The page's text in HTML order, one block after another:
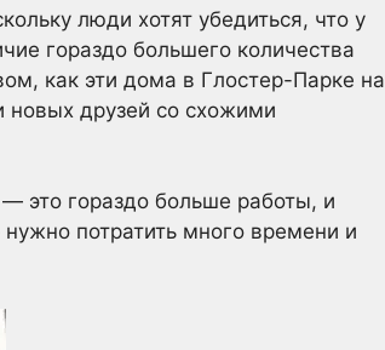
люди хотят убедиться, что у
гораздо большего количества
как эти дома в Глостер-Парке на
друзей со схожими
это гораздо больше работы, и
потратить много времени и